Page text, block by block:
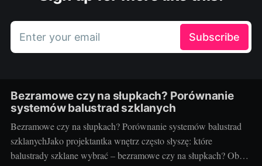
Enter your email Subscribe
Bezramowe czy na słupkach? Porównanie
systemów balustrad szklanych
Bezramowe czy na słupkach? Porównanie systemów balustrad
szklanychJako projektantka wnętrz często słyszę: które
balustrady szklane wybrać – bezramowe czy na słupkach? Oba